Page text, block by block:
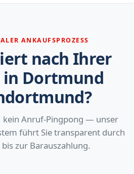
ANKAUFSPROZESS
nach Ihrer
in Dortmund
kein Anruf-Pingpong — unser
führt Sie transparent durch
zur Barauszahlung.